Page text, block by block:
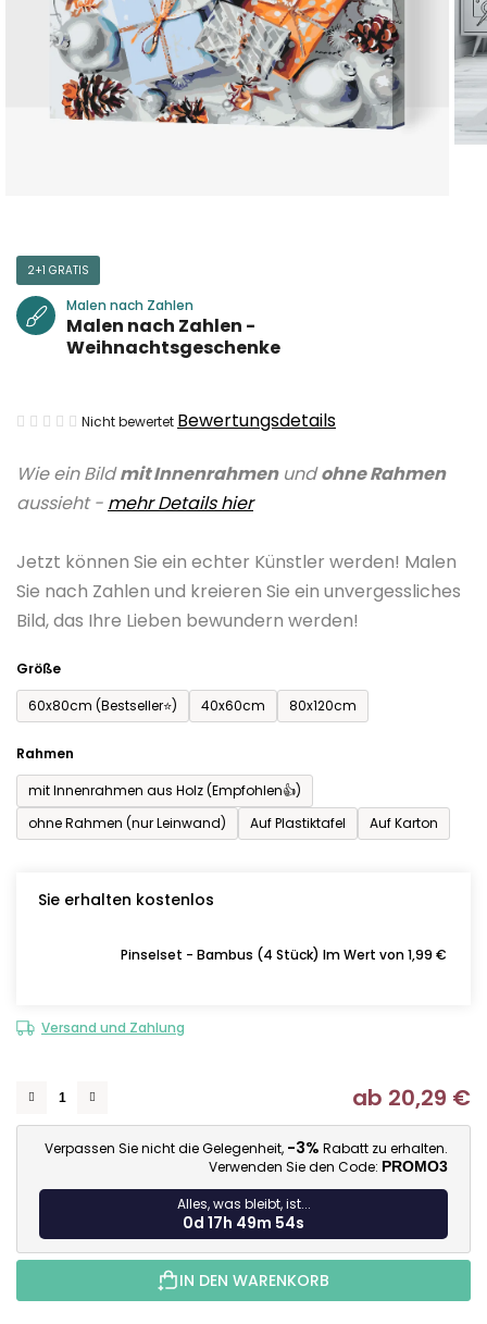
Wie ein Bildmit Innenrahmenundohne Rahmen
aussieht - mehr Details hier
Jetzt können Sie ein echter Künstler werden! Malen
Sie nach Zahlen und kreieren Sie ein unvergessliches
Bild, das Ihre Lieben bewundern werden!
Größe
60x80cm (Bestseller⭐)
40x60cm 80x120cm
Rahmen
mit Innenrahmen aus Holz (Empfohlen👍)
ohne Rahmen (nur Leinwand)
Auf Plastiktafel Auf Karton
Sie erhalten kostenlos
Pinselset - Bambus (4 Stück) Im Wert von 1,99 €
Versand und Zahlung
ab 20,29 €
Verpassen Sie nicht die Gelegenheit, -3% Rabatt zu erhalten.
Verwenden Sie den Code: PROMO3
Alles, was bleibt, ist...
0d 17h 49m 53s
IN DEN WARENKORB
2+1 GRATIS
Malen nach Zahlen
Malen nach Zahlen -
Weihnachtsgeschenke
Die
Produktbewertung
ist
von
5
Sternen.
Nicht bewertet Bewertungsdetails